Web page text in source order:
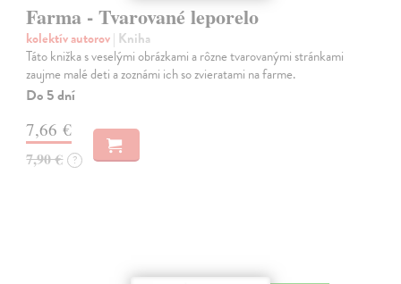
Farma - Tvarované leporelo
kolektív autorov| Kniha
Táto knižka s veselými obrázkami a rôzne tvarovanými stránkami
zaujme malé deti a zoznámi ich so zvieratami na farme.
Do 5 dní
7,66 €
7,90 € ?